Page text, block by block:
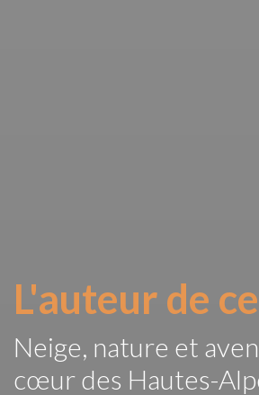
L'auteur de
Neige, nature et
cœur des Hautes-